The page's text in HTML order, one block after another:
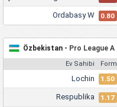
Ordabasy W 0.80
Özbekistan - Pro League A
Ev Sahibi Form
Lochin 1.50
Respublika 1.17